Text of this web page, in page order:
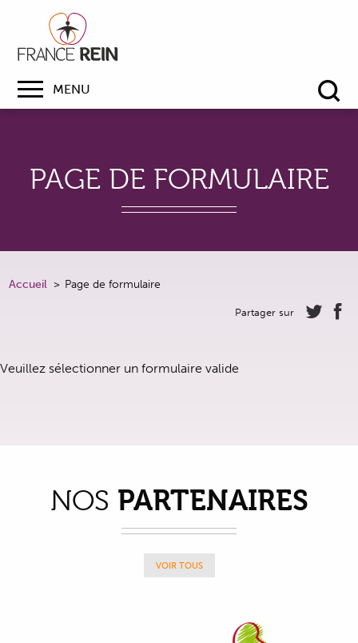
MENU
PAGE DE FORMULAIRE
Accueil Page de formulaire
Partager sur
Veuillez sélectionner un formulaire valide
NOS PARTENAIRES
VOIR TOUS